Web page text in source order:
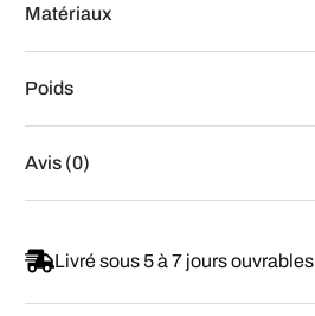
Matériaux
Poids
Avis (0)
Livré sous 5 à 7 jours ouvrables